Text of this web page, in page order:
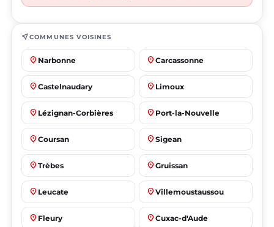
near_meCOMMUNES VOISINES
place Narbonne place Carcassonne
place Castelnaudary place Limoux
place Lézignan-Corbières place Port-la-Nouvelle
place Coursan place Sigean
place Trèbes place Gruissan
place Leucate place Villemoustaussou
place Fleury place Cuxac-d'Aude